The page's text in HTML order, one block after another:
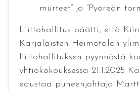
murteet” ja ”Pyöreän
Liittohallitus päätti, että
Karjalaisten Heimotalon
liittohallituksen pyynnöstä
yhtiökokouksessa 21.1.2025
edustaa puheenjohtaja